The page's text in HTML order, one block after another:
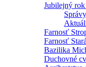
Jubilejný
Farnosť
Farnosť
Bazilika
Duchovné